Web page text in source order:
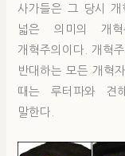
사가들은 그 당시 개
넓은 의미의 개
개혁주의이다. 개혁
반대하는 모든 개혁
때는 루터파와 견
말한다.